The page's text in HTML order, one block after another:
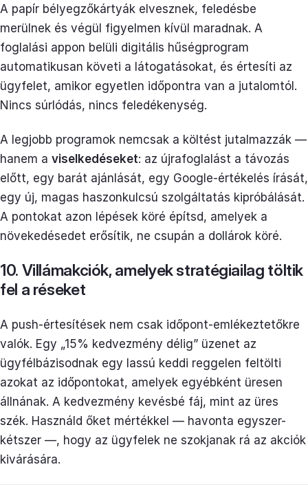
A papír bélyegzőkártyák elvesznek, feledésbe
merülnek és végül figyelmen kívül maradnak. A
foglalási appon belüli digitális hűségprogram
automatikusan követi a látogatásokat, és értesíti az
ügyfelet, amikor egyetlen időpontra van a jutalomtól.
Nincs súrlódás, nincs feledékenység.
A legjobb programok nemcsak a költést jutalmazzák —
hanem a viselkedéseket: az újrafoglalást a távozás
előtt, egy barát ajánlását, egy Google-értékelés írását,
egy új, magas haszonkulcsú szolgáltatás kipróbálását.
A pontokat azon lépések köré építsd, amelyek a
növekedésedet erősítik, ne csupán a dollárok köré.
10. Villámakciók, amelyek stratégiailag töltik
fel a réseket
A push-értesítések nem csak időpont-emlékeztetőkre
valók. Egy „15% kedvezmény délig” üzenet az
ügyfélbázisodnak egy lassú keddi reggelen feltölti
azokat az időpontokat, amelyek egyébként üresen
állnának. A kedvezmény kevésbé fáj, mint az üres
szék. Használd őket mértékkel — havonta egyszer-
kétszer —, hogy az ügyfelek ne szokjanak rá az akciók
kivárására.